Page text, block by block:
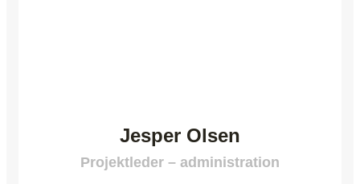
Jesper Olsen
Projektleder – administration